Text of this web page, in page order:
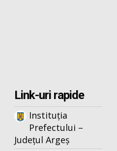
Link-uri rapide
Instituția
Prefectului –
Județul Argeș